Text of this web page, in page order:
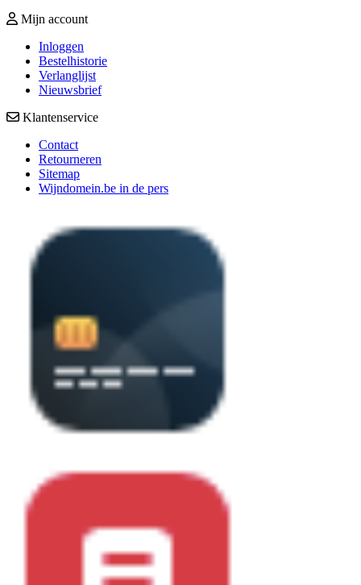
Mijn account
Inloggen
Bestelhistorie
Verlanglijst
Nieuwsbrief
Klantenservice
Contact
Retourneren
Sitemap
Wijndomein.be in de pers